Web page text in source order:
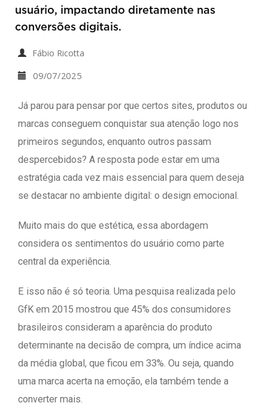
usuário, impactando diretamente nas
conversões digitais.
Fábio Ricotta
09/07/2025
Já parou para pensar por que certos sites, produtos ou
marcas conseguem conquistar sua atenção logo nos
primeiros segundos, enquanto outros passam
despercebidos? A resposta pode estar em uma
estratégia cada vez mais essencial para quem deseja
se destacar no ambiente digital: o design emocional.
Muito mais do que estética, essa abordagem
considera os sentimentos do usuário como parte
central da experiência.
E isso não é só teoria. Uma pesquisa realizada pelo
GfK em 2015 mostrou que 45% dos consumidores
brasileiros consideram a aparência do produto
determinante na decisão de compra, um índice acima
da média global, que ficou em 33%. Ou seja, quando
uma marca acerta na emoção, ela também tende a
converter mais.